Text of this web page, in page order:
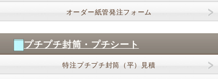
オーダー紙管発注フォーム
プチプチ封筒・プチシート
特注プチプチ封筒（平）見積